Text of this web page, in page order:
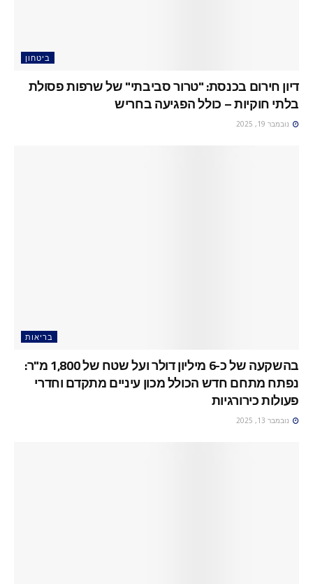
ביטחון
דיון חירום בכנסת: "טרור סביבתי" של שרפות פסולת
בלתי חוקיות – כולל הפגיעה בחריש
נובמבר 19, 2025
בריאות
בהשקעה של כ-6 מיליון דולר ועל שטח של 1,800 מ"ר:
נפתח מתחם חדש הכולל מכון עיניים מתקדם וחדרי
פעולות כירורגיות
נובמבר 13, 2025